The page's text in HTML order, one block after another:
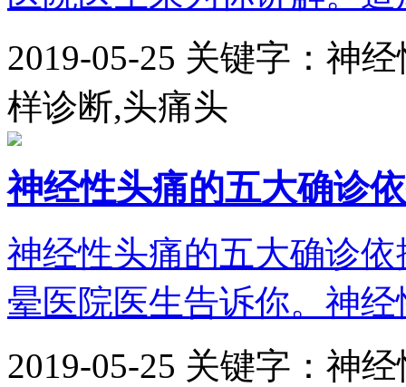
2019-05-25 关键字：神
样诊断,头痛头
神经性头痛的五大确诊
神经性头痛的五大确诊
晕医院医生告诉你。神
2019-05-25 关键字：神